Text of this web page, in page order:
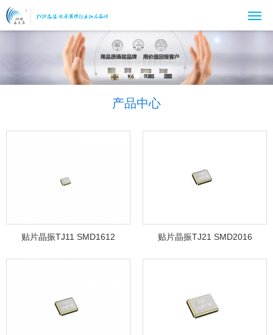
产品中心
贴片晶振TJ11 SMD1612 贴片晶振TJ21 SMD2016